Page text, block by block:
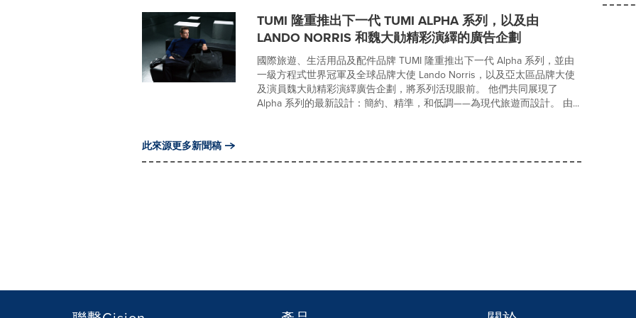
TUMI 隆重推出下一代 TUMI ALPHA 系列，以及由
LANDO NORRIS 和魏大勛精彩演繹的廣告企劃
國際旅遊、生活用品及配件品牌 TUMI 隆重推出下一代 Alpha 系列，並由
一級方程式世界冠軍及全球品牌大使 Lando Norris，以及亞太區品牌大使
及演員魏大勛精彩演繹廣告企劃，將系列活現眼前。 他們共同展現了
Alpha 系列的最新設計：簡約、精準，和低調——為現代旅遊而設計。 由...
此來源更多新聞稿